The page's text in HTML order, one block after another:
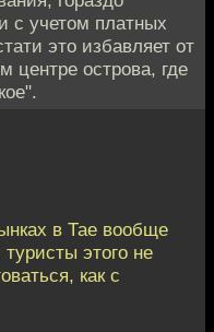
с учетом платных
это избавляет от
центре острова, где
в Тае вообще
этого не
как с